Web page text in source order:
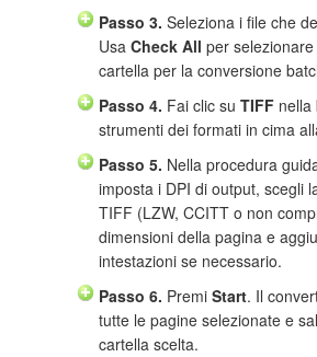
Passo 3. Seleziona i file che
Usa Check All per
cartella per la conversione
Passo 4. Fai clic su TIFF nella
strumenti dei formati in cima
Passo 5. Nella procedura
imposta i DPI di output, scegli
TIFF (LZW, CCITT o non
dimensioni della pagina e
intestazioni se necessario.
Passo 6. Premi Start. Il
tutte le pagine selezionate e
cartella scelta.